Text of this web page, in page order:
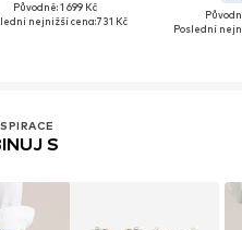
Původně: 1 699 Kč
nejnižší cena:731 Kč
Poslední
S